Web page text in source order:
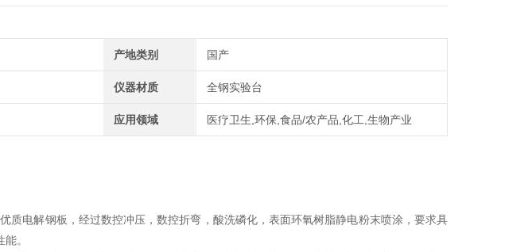
产地类别 国产
仪器材质 全钢实验台
应用领域 医疗卫生,环保,食品/农产品,化工,生物产业
质电解钢板，经过数控冲压，数控折弯，酸洗磷化，表面环氧树脂静电粉末喷涂，要求具
。